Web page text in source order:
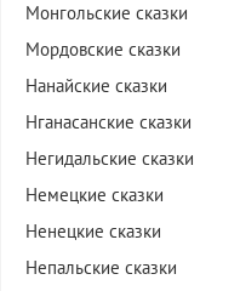
Монгольские сказки
Мордовские сказки
Нанайские сказки
Нганасанские сказки
Негидальские сказки
Немецкие сказки
Ненецкие сказки
Непальские сказки